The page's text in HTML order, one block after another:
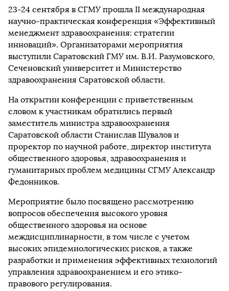
23-24 сентября в СГМУ прошла II международная
научно-практическая конференция «Эффективный
менеджмент здравоохранения: стратегии
инноваций». Организаторами мероприятия
выступили Саратовский ГМУ им. В.И. Разумовского,
Сеченовский университет и Министерство
здравоохранения Саратовской области.
На открытии конференции с приветственным
словом к участникам обратились первый
заместитель министра здравоохранения
Саратовской области Станислав Шувалов и
проректор по научной работе, директор института
общественного здоровья, здравоохранения и
гуманитарных проблем медицины СГМУ Александр
Федонников.
Мероприятие было посвящено рассмотрению
вопросов обеспечения высокого уровня
общественного здоровья на основе
междисциплинарности, в том числе с учетом
высоких эпидемиологических рисков, а также
разработки и применения эффективных технологий
управления здравоохранением и его этико-
правового регулирования.